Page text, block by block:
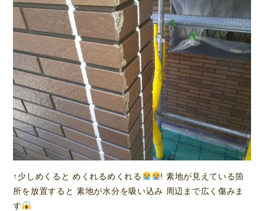
↑少しめくると めくれるめくれる
! 素地が見えている箇
所を放置すると 素地が水分を吸い込み 周辺まで広く傷みま
す